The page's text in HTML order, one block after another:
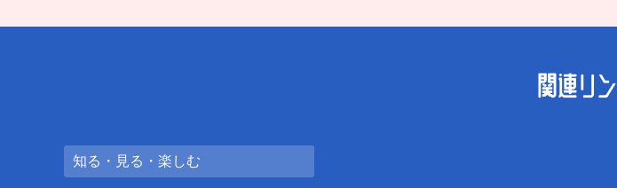
関連リ
知る・見る・楽しむ